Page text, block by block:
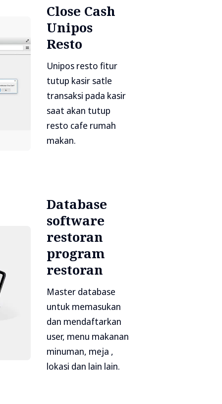
Close Cash
Unipos
Resto
Unipos resto fitur
tutup kasir satle
transaksi pada kasir
saat akan tutup
resto cafe rumah
makan.
Database
software
restoran
program
restoran
Master database
untuk memasukan
dan mendaftarkan
user, menu makanan
minuman, meja ,
lokasi dan lain lain.